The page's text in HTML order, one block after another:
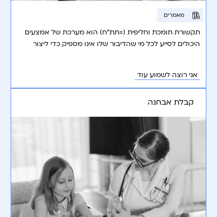
מאמרים
תקשורת תומכת וחליפית (=תת”ח) הוא מערכת של אמצעים
היכולים לסייע לכל מי שהדיבור שלו אינו מספיק כדי ליצור
אני רוצה לשמוע עוד
קבלת אבחנה